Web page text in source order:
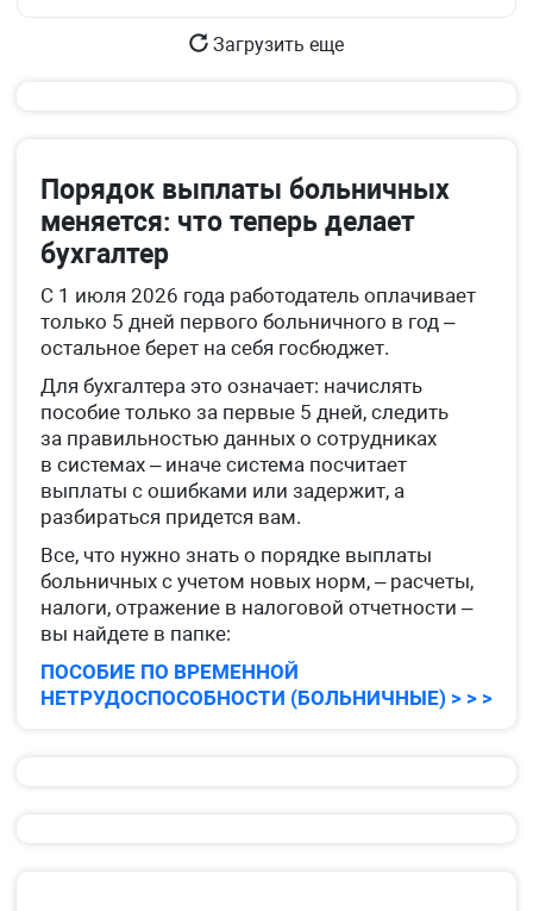
Загрузить еще
Порядок выплаты больничных
меняется: что теперь делает
бухгалтер
С 1 июля 2026 года работодатель оплачивает
только 5 дней первого больничного в год –
остальное берет на себя госбюджет.
Для бухгалтера это означает: начислять
пособие только за первые 5 дней, следить
за правильностью данных о сотрудниках
в системах – иначе система посчитает
выплаты с ошибками или задержит, а
разбираться придется вам.
Все, что нужно знать о порядке выплаты
больничных с учетом новых норм, – расчеты,
налоги, отражение в налоговой отчетности –
вы найдете в папке:
ПОСОБИЕ ПО ВРЕМЕННОЙ
НЕТРУДОСПОСОБНОСТИ (БОЛЬНИЧНЫЕ) > > >